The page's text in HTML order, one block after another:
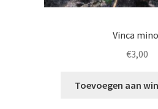
Vinca
€3,00
Toevoegen aan